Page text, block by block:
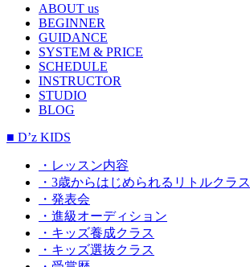
ABOUT us
BEGINNER
GUIDANCE
SYSTEM & PRICE
SCHEDULE
INSTRUCTOR
STUDIO
BLOG
■ D’z KIDS
・レッスン内容
・3歳からはじめられるリトルクラス
・発表会
・進級オーディション
・キッズ養成クラス
・キッズ選抜クラス